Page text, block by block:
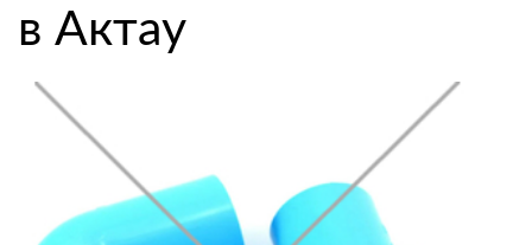
в Актау